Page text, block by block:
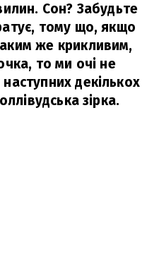
Сон? Забудьте
тому що, якщо
же крикливим,
то ми очі не
декількох
зірка.